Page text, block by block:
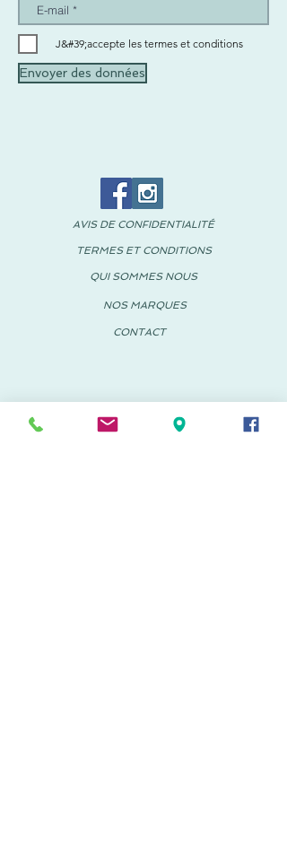
J&#39;accepte les termes et conditions
Envoyer des données
AVIS DE CONFIDENTIALITÉ
TERMES ET CONDITIONS
QUI SOMMES NOUS
NOS MARQUES
CONTACT
PACHUS VINARÒS